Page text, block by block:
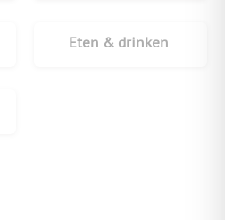
Eten & drinken